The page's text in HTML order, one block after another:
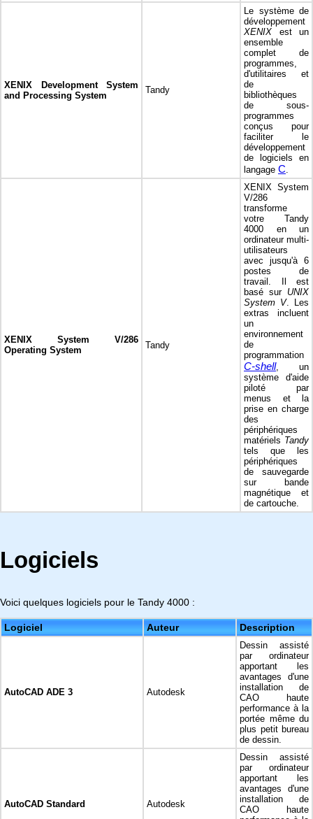
XENIX Development System
and Processing System
Tandy
Le système de
développement
XENIX est un
ensemble
complet de
programmes,
d'utilitaires et
de
bibliothèques
de sous-
programmes
conçus pour
faciliter le
développement
de logiciels en
langage C.
XENIX System V/286
Operating System
Tandy
XENIX System
V/286
transforme
votre Tandy
4000 en un
ordinateur multi-
utilisateurs
avec jusqu'à 6
postes de
travail. Il est
basé sur UNIX
System V. Les
extras incluent
un
environnement
de
programmation
C-shell, un
système d'aide
piloté par
menus et la
prise en charge
des
périphériques
matériels Tandy
tels que les
périphériques
de sauvegarde
sur bande
magnétique et
de cartouche.
Logiciels
Voici quelques logiciels pour le Tandy 4000 :
Logiciel Auteur Description
AutoCAD ADE 3 Autodesk
Dessin assisté
par ordinateur
apportant les
avantages d'une
installation de
CAO haute
performance à la
portée même du
plus petit bureau
de dessin.
AutoCAD Standard Autodesk
Dessin assisté
par ordinateur
apportant les
avantages d'une
installation de
CAO haute